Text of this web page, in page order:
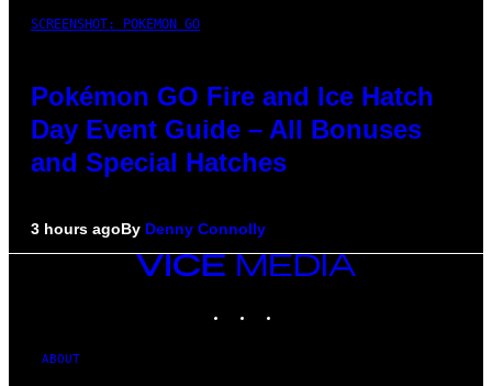
SCREENSHOT: POKEMON GO
Pokémon GO Fire and Ice Hatch
Day Event Guide – All Bonuses
and Special Hatches
3 hours agoBy Denny Connolly
VICE
ABOUT